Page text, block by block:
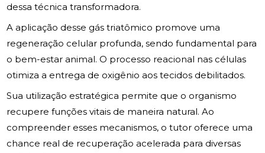
dessa técnica transformadora.
A aplicação desse gás triatômico promove uma
regeneração celular profunda, sendo fundamental para
o bem-estar animal. O processo reacional nas células
otimiza a entrega de oxigênio aos tecidos debilitados.
Sua utilização estratégica permite que o organismo
recupere funções vitais de maneira natural. Ao
compreender esses mecanismos, o tutor oferece uma
chance real de recuperação acelerada para diversas